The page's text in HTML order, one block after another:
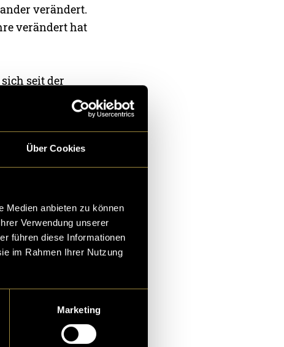
Über Cookies
Medien anbieten zu können
Verwendung unserer
führen diese Informationen
im Rahmen Ihrer Nutzung
Marketing
verändert.
verändert hat
seit der
war, in einem